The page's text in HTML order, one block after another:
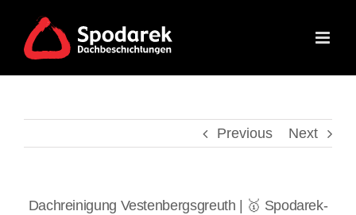
content
Previous Next
Dachreinigung Vestenbergsgreuth | 🥇 Spodarek-